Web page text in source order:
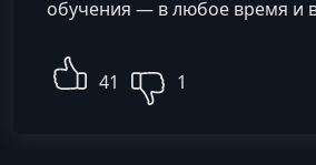
обучения — в любое время и
41 1